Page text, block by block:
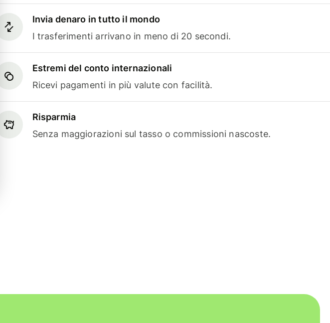
Invia denaro in tutto il mondo
I trasferimenti arrivano in meno di 20 secondi.
Estremi del conto internazionali
Ricevi pagamenti in più valute con facilità.
Risparmia
Senza maggiorazioni sul tasso o commissioni nascoste.